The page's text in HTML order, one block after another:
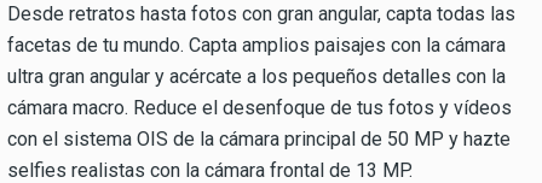
Desde retratos hasta fotos con gran angular, capta todas las
facetas de tu mundo. Capta amplios paisajes con la cámara
ultra gran angular y acércate a los pequeños detalles con la
cámara macro. Reduce el desenfoque de tus fotos y vídeos
con el sistema OIS de la cámara principal de 50 MP y hazte
selfies realistas con la cámara frontal de 13 MP.